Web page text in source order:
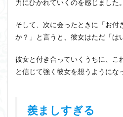
力にひかれていくのを感じました。
そして、次に会ったときに「お付
か？」と言うと、彼女はただ「は
彼女と付き合っていくうちに、こ
と信じて強く彼女を想うようにな
羨ましすぎる